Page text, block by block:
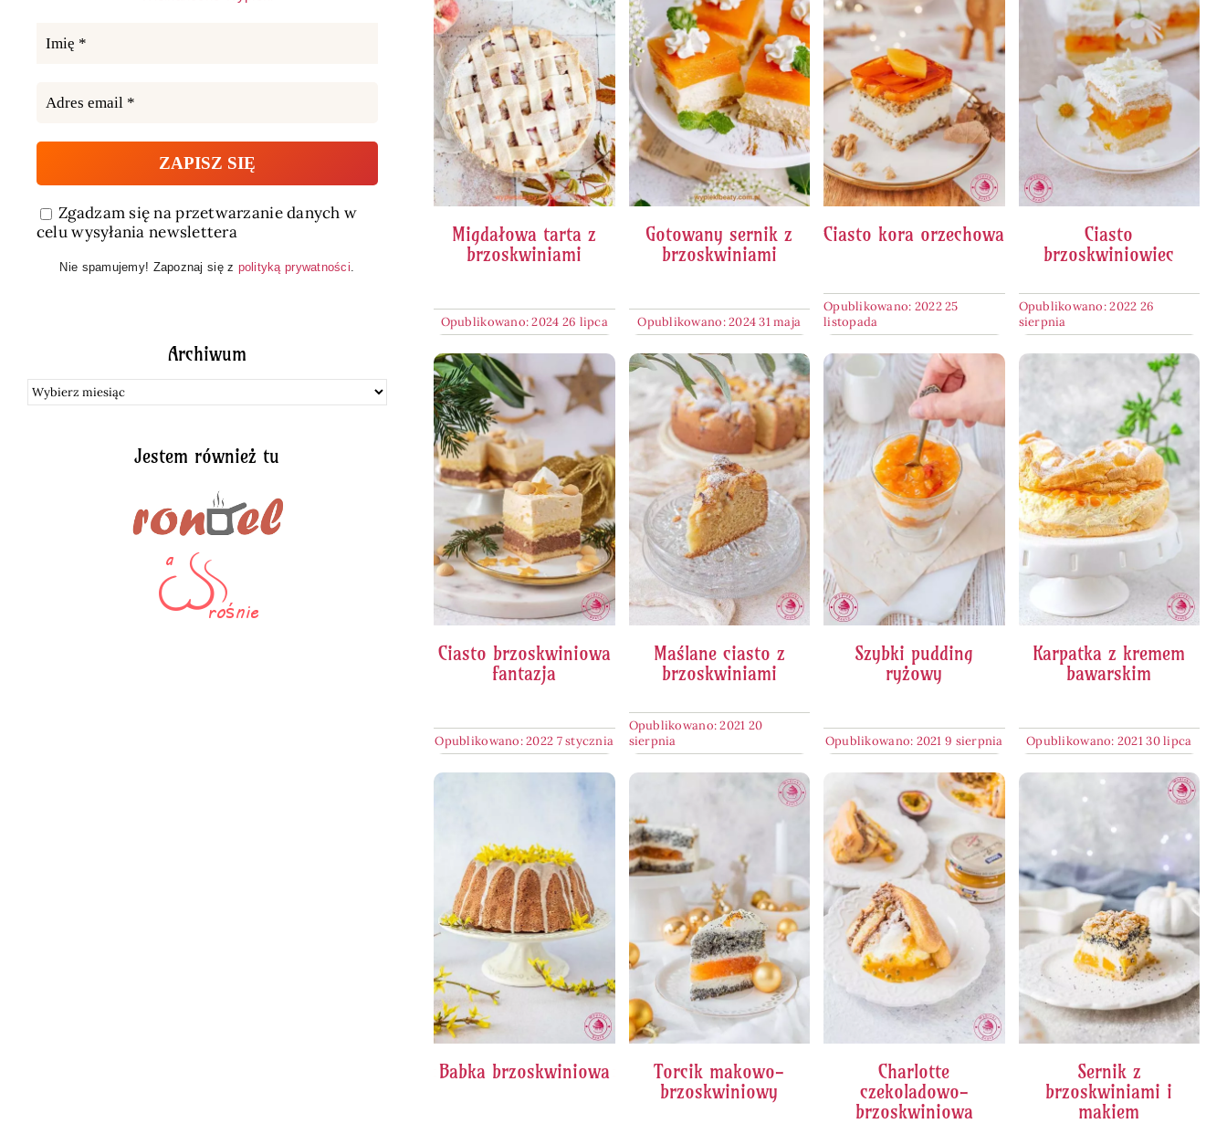
Zgadzam się na przetwarzanie danych w
celu wysyłania newslettera
Nie spamujemy! Zapoznaj się z polityką prywatności
Archiwum
Archiwum
Jestem również tu
Migdałowa tarta z
brzoskwiniami
Opublikowano: 2024 26 lipca
Gotowany sernik z
brzoskwiniami
Opublikowano: 2024 31 maja
Ciasto kora orzechowa
Opublikowano: 2022 25
listopada
Ciasto
brzoskwiniowiec
Opublikowano: 2022 26
sierpnia
Ciasto brzoskwiniowa
fantazja
Opublikowano: 2022 7 stycznia
Maślane ciasto z
brzoskwiniami
Opublikowano: 2021 20
sierpnia
Szybki pudding
ryżowy
Opublikowano: 2021 9 sierpnia
Karpatka z kremem
bawarskim
Opublikowano: 2021 30 lipca
Babka brzoskwiniowa
Torcik makowo-
brzoskwiniowy
Charlotte
czekoladowo-
brzoskwiniowa
Sernik z
brzoskwiniami i
makiem